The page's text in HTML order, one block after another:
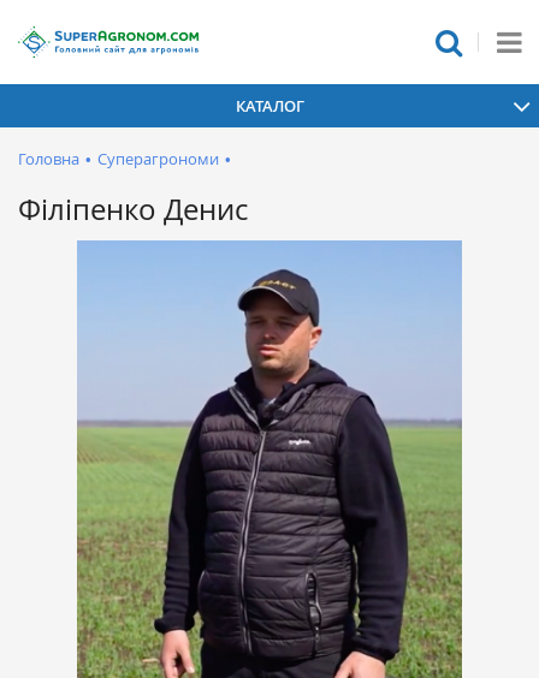
КАТАЛОГ
Головна • Суперагрономи •
Філіпенко Денис